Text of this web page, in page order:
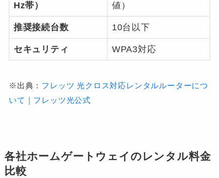
Hz帯）
値）
推奨接続台数 10台以下
セキュリティ WPA3対応
※出典： フレッツ 光クロス対応レンタルルーターにつ
いて｜フレッツ光公式
各社ホームゲートウェイのレンタル料金
比較